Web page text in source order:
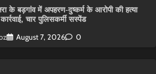
के बड़गांव में अपहरण-दुष्कर्म के आरोपी की हत्या
चार पुलिसकर्मी सस्पेंड
August 7, 2026 0